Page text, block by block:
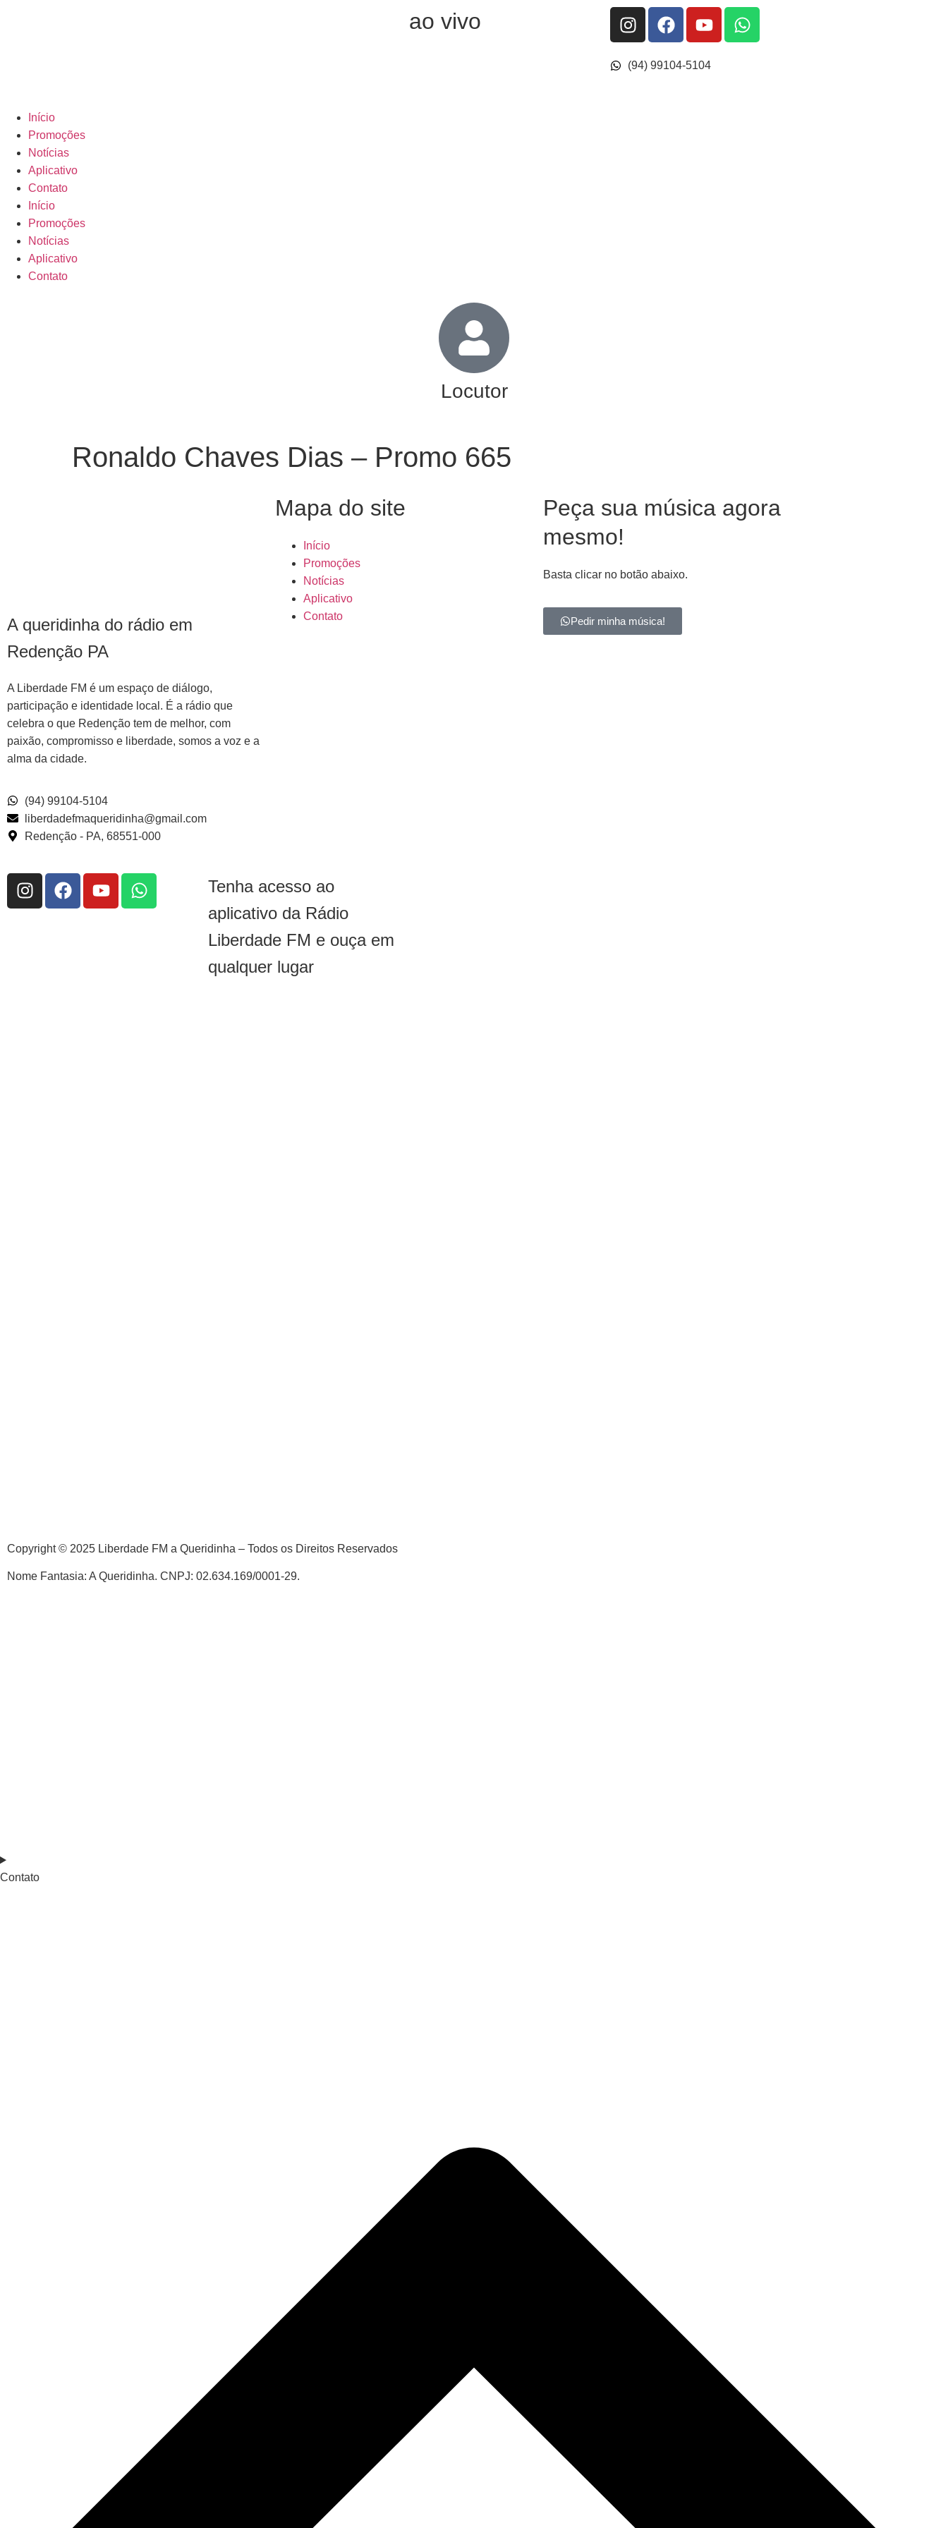
ao vivo
(94) 99104-5104
Início
Promoções
Notícias
Aplicativo
Contato
Início
Promoções
Notícias
Aplicativo
Contato
Locutor
Ronaldo Chaves Dias – Promo 665
A queridinha do rádio em
Redenção PA
A Liberdade FM é um espaço de diálogo,
participação e identidade local. É a rádio que
celebra o que Redenção tem de melhor, com
paixão, compromisso e liberdade, somos a voz e a
alma da cidade.
(94) 99104-5104
liberdadefmaqueridinha@gmail.com
Redenção - PA, 68551-000
Mapa do site
Início
Promoções
Notícias
Aplicativo
Contato
Peça sua música agora
mesmo!
Basta clicar no botão abaixo.
Pedir minha música!
Tenha acesso ao
aplicativo da Rádio
Liberdade FM e ouça em
qualquer lugar
Copyright © 2025 Liberdade FM a Queridinha – Todos os Direitos Reservados
Nome Fantasia: A Queridinha. CNPJ: 02.634.169/0001-29.
Contato